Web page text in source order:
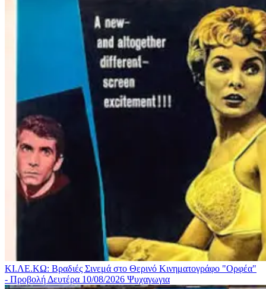
ΚΙ.ΛΕ.ΚΩ: Βραδιές Σινεμά στο Θερινό Κινηματογράφο "Ορφέα"
- Προβολή Δευτέρα 10/08/2026 Ψυχαγωγια